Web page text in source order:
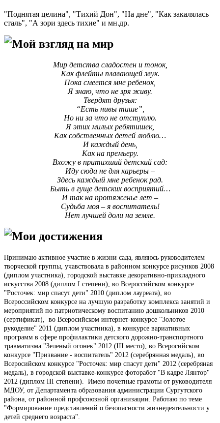
"Поднятая целина", "Тихий Дон", "На дне", "Как закалялась
сталь", "А зори здесь тихие" и мн.др.
Мой взгляд на мир
Мир детства сладостен и тонок,
Как флейты плавающей звук.
Пока смеется мне ребенок,
Я знаю, что не зря живу.
Твердят друзья:
“Есть нивы тише”,
Но ни за что не отступлю.
Я этих милых ребятишек,
Как собственных детей люблю…
И каждый день,
Как на премьеру.
Вхожу в притихший детский сад:
Иду сюда не для карьеры –
Здесь каждый мне ребенок рад.
Быть в гуще детских восприятий…
И так на протяженье лет –
Судьба моя – я воспитатель!
Нет лучшей доли на земле.
Мои достижения
Принимаю активное участие в жизни сада, являюсь руководителем
творческой группы, учавствовала в районном конкурсе рисунков 2008
(диплом участника), городской выставке декоративно-прикладного
искусства 2008 (диплом I степени), во Всероссийском конкурсе
"Росточек: мир спасут дети" 2010 (диплом лауреата), во
Всероссийском конкурсе на лучшую разработку комплекса занятий и
мероприятий по патриотическому воспитанию дошкольников 2010
(сертификат), во Всеросийском интернет-конкурсе "Золотое
рукоделие" 2011 (диплом участника), в конкурсе вариативных
программ в сфере профилактики детского дорожно-транспортного
травматизма "Зеленый огонек" 2012 (III место), во Всеросийском
конкурсе "Призвание - воспитатель" 2012 (серебрянная медаль), во
Всеросийском конкурсе "Росточек: мир спасут дети" 2012 (серебряная
медаль), в городской выставке-конкурсе фоторабот "В кадре Лянтор"
2012 (диплом III степени).
Имею почетные грамоты от руководителя
МДОУ, от Департамента образования администрации Сургутского
района, от районной профсоюзной организации. Работаю по теме
"Формирование представлений о безопасности жизнедеятельности у
детей среднего возраста".